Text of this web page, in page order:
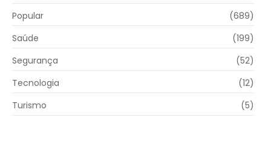
Popular
(689)
Saúde
(199)
Segurança
(52)
Tecnologia
(12)
Turismo
(5)